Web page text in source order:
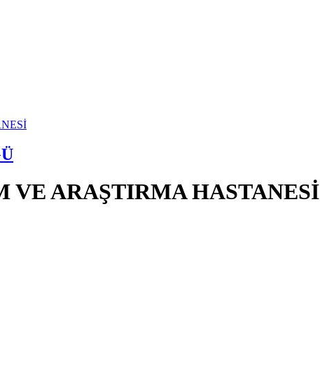
VE ARAŞTIRMA HASTANESİ